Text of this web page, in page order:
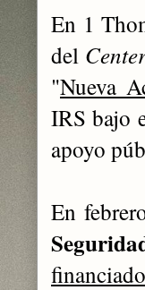
En 1
del
"Nueva
IRS bajo
apoyo
En